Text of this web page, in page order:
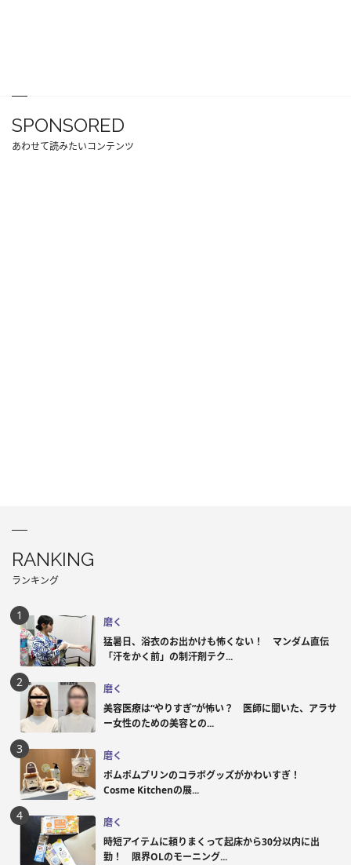
SPONSORED
あわせて読みたいコンテンツ
RANKING
ランキング
磨く
猛暑日、浴衣のお出かけも怖くない！ マンダム直伝
「汗をかく前」の制汗剤テク...
磨く
美容医療は“やりすぎ”が怖い？ 医師に聞いた、アラサ
ー女性のための美容との...
磨く
ポムポムプリンのコラボグッズがかわいすぎ！
Cosme Kitchenの展...
磨く
時短アイテムに頼りまくって起床から30分以内に出
勤！ 限界OLのモーニング...